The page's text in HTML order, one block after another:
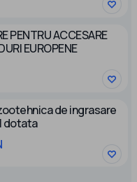
EUROPENE
de ingrasare
dotata